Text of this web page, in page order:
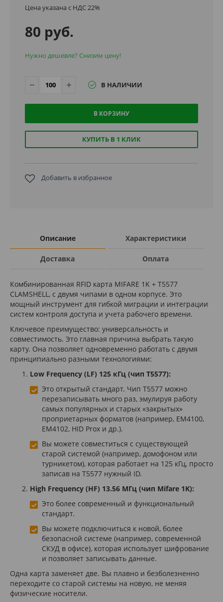
Цена указана с НДС 22%
80 руб.
Нужно дешевле? Снизим цену!
В НАЛИЧИИ
В КОРЗИНУ
КУПИТЬ В 1 КЛИК
Добавить в избранное
Описание Характеристики
Доставка Оплата
Комбинированная RFID карта MIFARE 1K + T5577
CLAMSHELL, с двумя чипами в одном корпусе. Это
мощный инструмент для гибкой миграции и интеграции
систем контроля доступа и учета рабочего времени.
Ключевое преимущество: универсальность и
совместимость. Это главная причина выбрать такую
карту. Она позволяет одновременно работать с двумя
принципиально разными технологиями:
Low Frequency (LF) 125 кГц (чип T5577):
Это открытый стандарт. Чип T5577 можно
перезаписывать много раз, эмулируя работу
самых популярных и старых «закрытых»
проприетарных форматов (например, EM4100,
EM4102, HID Prox и др.).
Вы можете совместиться с существующей
старой системой (например, домофоном или
турникетом), которая работает на 125 кГц, просто
записав на T5577 нужный ID.
High Frequency (HF) 13.56 МГц (чип Mifare 1K):
Это более современный и функциональный
стандарт.
Вы можете подключиться к новой, более
безопасной системе (например, современной
СКУД в офисе), которая использует шифрование
и позволяет записывать данные.
Одна карта заменяет две. Вы плавно и безболезненно
переходите со старой системы на новую, не меняя
физические носители.